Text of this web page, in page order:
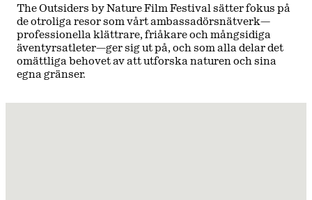
The Outsiders by Nature Film Festival sätter fokus på
de otroliga resor som vårt ambassadörsnätverk—
professionella klättrare, friåkare och mångsidiga
äventyrsatleter—ger sig ut på, och som alla delar det
omättliga behovet av att utforska naturen och sina
egna gränser.